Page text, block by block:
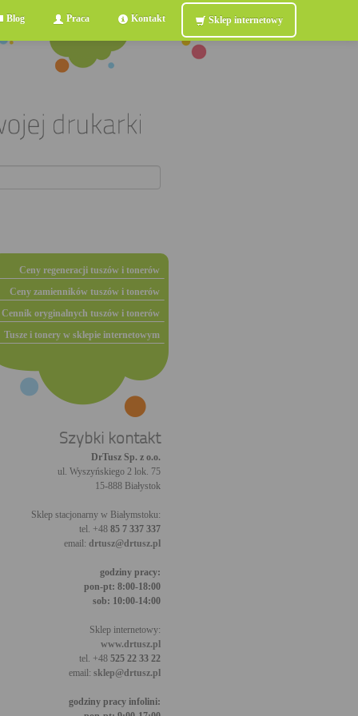
Blog Praca Kontakt Sklep internetowy
Ceny regeneracji tuszów i tonerów
Ceny zamienników tuszów i tonerów
Cennik oryginalnych tuszów i tonerów
Tusze i tonery w sklepie internetowym
Szybki kontakt
DrTusz Sp. z o.o.
ul. Wyszyńskiego 2 lok. 75
15-888 Białystok
Sklep stacjonarny w Białymstoku:
tel. +48 85 7 337 337
email: drtusz@drtusz.pl
godziny pracy:
pon-pt: 8:00-18:00
sob: 10:00-14:00
Sklep internetowy:
www.drtusz.pl
tel. +48 525 22 33 22
email: sklep@drtusz.pl
godziny pracy infolini: